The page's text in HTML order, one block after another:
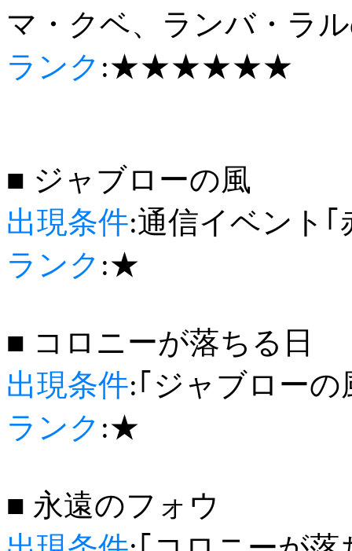
マ・クベ、ランバ・ラ
ランク :★★★★★★
■ ジャブローの風
出現条件:通信イベント
ランク :★
■ コロニーが落ちる日
出現条件:｢ジャブローの
ランク :★
■ 永遠のフォウ